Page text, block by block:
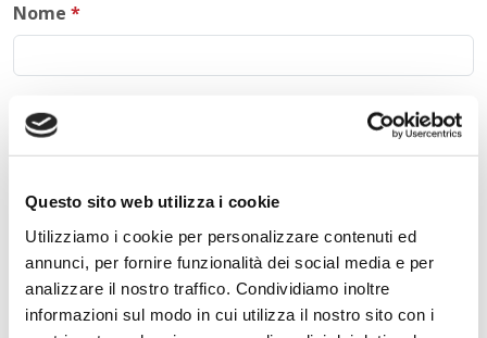
Questo sito web utilizza i cookie
Utilizziamo i cookie per personalizzare contenuti ed
annunci, per fornire funzionalità dei social media e per
analizzare il nostro traffico. Condividiamo inoltre
informazioni sul modo in cui utilizza il nostro sito con i
Nome *
E-mail
Commento*